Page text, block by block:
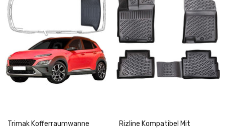
Trimak Kofferraumwanne
Rizline Kompatibel Mit